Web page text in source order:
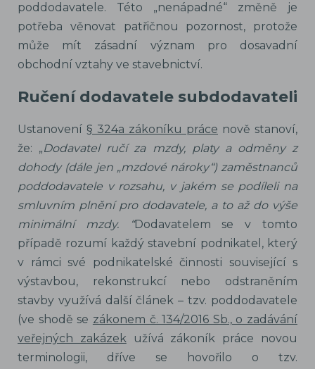
poddodavatele. Této „nenápadné“ změně je
potřeba věnovat patřičnou pozornost, protože
může mít zásadní význam pro dosavadní
obchodní vztahy ve stavebnictví.
Ručení dodavatele subdodavateli
Ustanovení § 324a zákoníku práce nově stanoví,
že: „Dodavatel ručí za mzdy, platy a odměny z
dohody (dále jen „mzdové nároky“) zaměstnanců
poddodavatele v rozsahu, v jakém se podíleli na
smluvním plnění pro dodavatele, a to až do výše
minimální mzdy. “Dodavatelem se v tomto
případě rozumí každý stavební podnikatel, který
v rámci své podnikatelské činnosti související s
výstavbou, rekonstrukcí nebo odstraněním
stavby využívá další článek – tzv. poddodavatele
(ve shodě se zákonem č. 134/2016 Sb., o zadávání
veřejných zakázekužívá zákoník práce novou
terminologii, dříve se hovořilo o tzv.